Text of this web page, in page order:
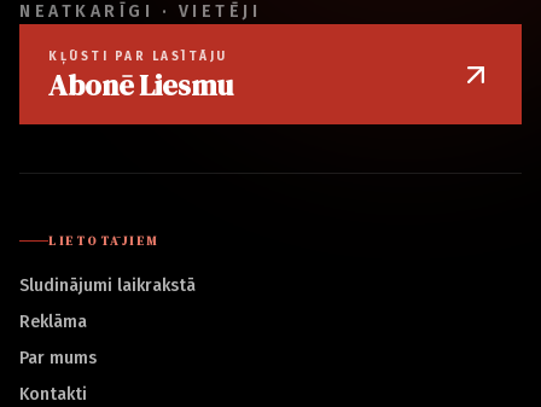
NEATKARĪGI · VIETĒJI
KĻŪSTI PAR LASĪTĀJU
Abonē Liesmu
LIETOTĀJIEM
Sludinājumi laikrakstā
Reklāma
Par mums
Kontakti